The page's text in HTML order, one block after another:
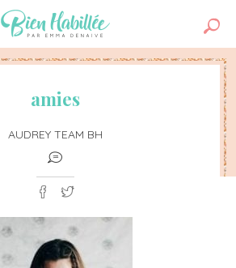
amies
AUDREY TEAM BH